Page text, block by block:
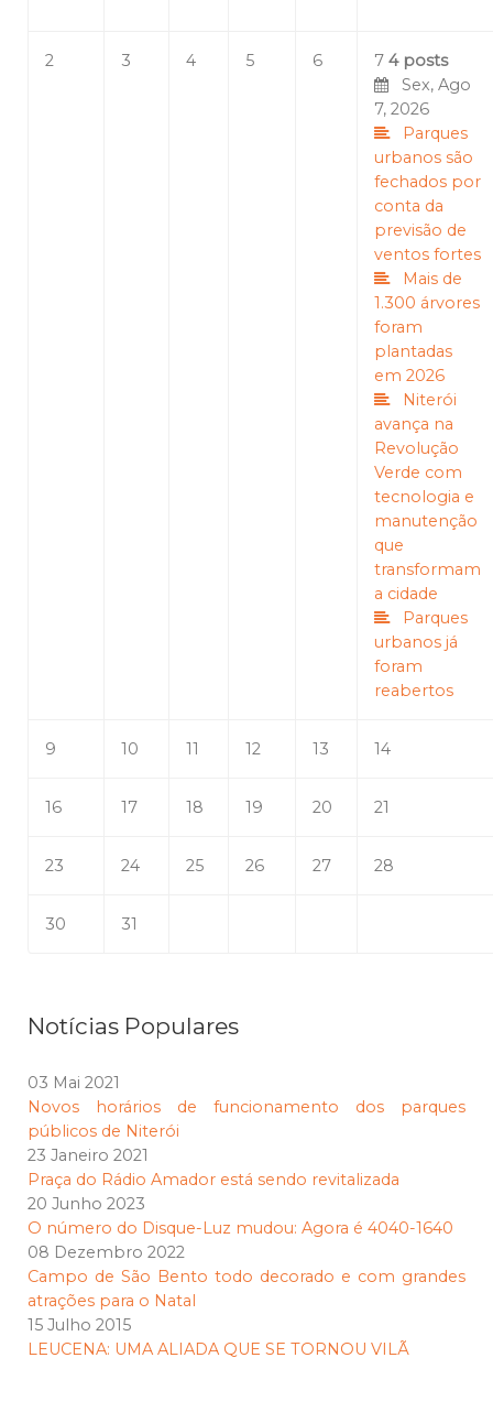
2 3 4 5 6 7 4 posts
Sex, Ago
7, 2026
Parques
urbanos são
fechados por
conta da
previsão de
ventos fortes
Mais de
1.300 árvores
foram
plantadas
em 2026
Niterói
avança na
Revolução
Verde com
tecnologia e
manutenção
que
transformam
a cidade
Parques
urbanos já
foram
reabertos
9 10 11 12 13 14
16 17 18 19 20 21
23 24 25 26 27 28
30 31
Notícias Populares
03 Mai 2021
Novos horários de funcionamento dos parques
públicos de Niterói
23 Janeiro 2021
Praça do Rádio Amador está sendo revitalizada
20 Junho 2023
O número do Disque-Luz mudou: Agora é 4040-1640
08 Dezembro 2022
Campo de São Bento todo decorado e com grandes
atrações para o Natal
15 Julho 2015
LEUCENA: UMA ALIADA QUE SE TORNOU VILÃ